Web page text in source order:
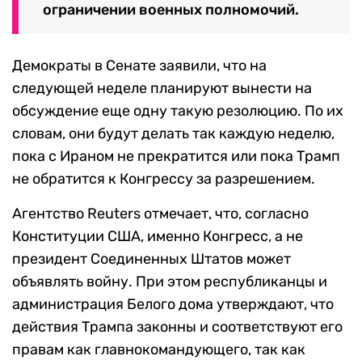
ограничении военных полномочий.
Демократы в Сенате заявили, что на
следующей неделе планируют вынести на
обсуждение еще одну такую резолюцию. По их
словам, они будут делать так каждую неделю,
пока с Ираном не прекратится или пока Трамп
не обратится к Конгрессу за разрешением.
Агентство Reuters отмечает, что, согласно
Конституции США, именно Конгресс, а не
президент Соединенных Штатов может
объявлять войну. При этом республиканцы и
администрация Белого дома утверждают, что
действия Трампа законны и соответствуют его
правам как главнокомандующего, так как